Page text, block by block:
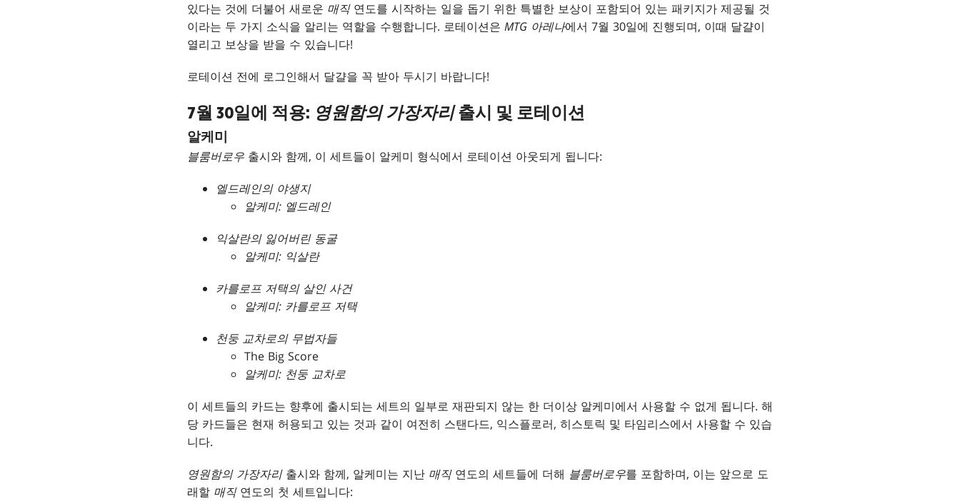
있다는 것에 더불어 새로운 매직연도를 시작하는 일을 돕기 위한 특별한 보상이 포함되어 있는 패키지가 제공될 것
이라는 두 가지 소식을 알리는 역할을 수행합니다. 로테이션은 MTG 아레나에서 7월 30일에 진행되며, 이때 달걀이
열리고 보상을 받을 수 있습니다!
로테이션 전에 로그인해서 달걀을 꼭 받아 두시기 바랍니다!
7월 30일에 적용: 영원함의 가장자리출시 및 로테이션
알케미
블룸버로우 출시와 함께, 이 세트들이 알케미 형식에서 로테이션 아웃되게 됩니다:
엘드레인의 야생지
알케미: 엘드레인
익살란의 잃어버린 동굴
알케미: 익살란
카를로프 저택의 살인 사건
알케미: 카를로프 저택
천둥 교차로의 무법자들
The Big Score
알케미: 천둥 교차로
이 세트들의 카드는 향후에 출시되는 세트의 일부로 재판되지 않는 한 더이상 알케미에서 사용할 수 없게 됩니다. 해
당 카드들은 현재 허용되고 있는 것과 같이 여전히 스탠다드, 익스플로러, 히스토릭 및 타임리스에서 사용할 수 있습
니다.
영원함의 가장자리출시와 함께, 알케미는 지난 매직연도의 세트들에 더해 블룸버로우를 포함하며, 이는 앞으로 도
래할 매직연도의 첫 세트입니다: